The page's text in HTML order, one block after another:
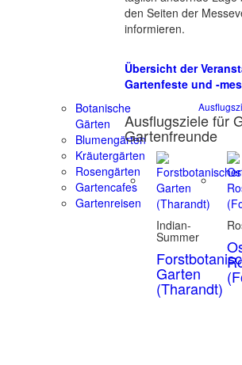
den Seiten der
informieren.
Übersicht der
Gartenfeste und -
Botanische
Gärten
Blumengärten
Kräutergärten
Rosengärten
Gartencafes
Gartenreisen
Ausflugsziele für
Gartenfreunde
Indian-
Summer
Garten
(Tharandt)